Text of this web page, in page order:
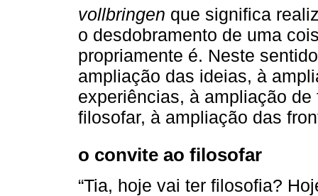
vollbringen que significa
o desdobramento de uma
propriamente é. Neste
ampliação das ideias, à
experiências, à ampliação
filosofar, à ampliação das
o convite ao filosofar
“Tia, hoje vai ter filosofia?